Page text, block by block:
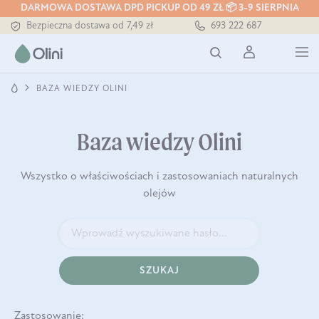
DARMOWA DOSTAWA DPD PICKUP OD 49 ZŁ 📦 3-9 SIERPNIA
Bezpieczna dostawa od 7,49 zł
Darmowa dostawa od 199 zł
693 222 687
BAZA WIEDZY OLINI
Baza wiedzy Olini
Wszystko o właściwościach i zastosowaniach naturalnych
olejów
SZUKAJ
Zastosowanie: